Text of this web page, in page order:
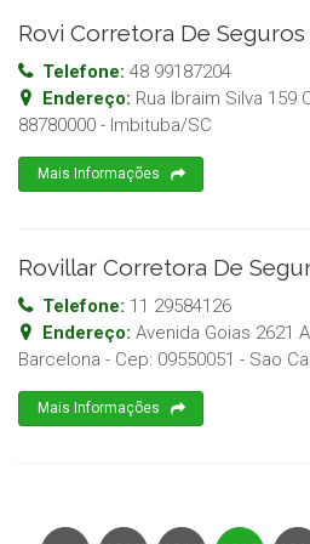
Rovi Corretora De Seguros
Telefone: 48 99187204
Endereço: Rua Ibraim Silva 159
88780000 - Imbituba/SC
Mais Informações
Rovillar Corretora De
Telefone: 11 29584126
Endereço: Avenida Goias 2621
Barcelona - Cep: 09550051 - Sao
Mais Informações